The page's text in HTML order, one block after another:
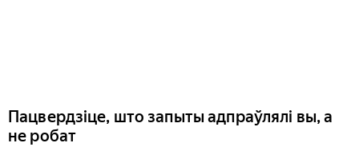
Пацвердзіце, што запыты адпраўлялі вы, а
не робат